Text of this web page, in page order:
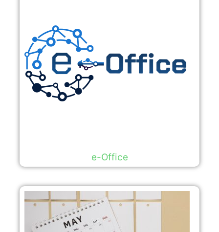
e-Office